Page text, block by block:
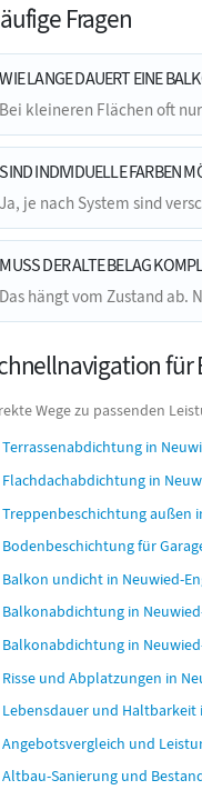
Fragen
WIE LANGE DAUERT EINE
Bei kleineren Flächen oft
SIND INDIVIDUELLE FARBEN
Ja, je nach System sind
MUSS DER ALTE BELAG
Das hängt vom Zustand ab.
für
Wege zu passenden
Terrassenabdichtung in
Flachdachabdichtung in
Treppenbeschichtung außen
Bodenbeschichtung für
Balkon undicht in Neuwied-
Balkonabdichtung in
Balkonabdichtung in
Risse und Abplatzungen in
Lebensdauer und Haltbarkeit
Angebotsvergleich und
Altbau-Sanierung und